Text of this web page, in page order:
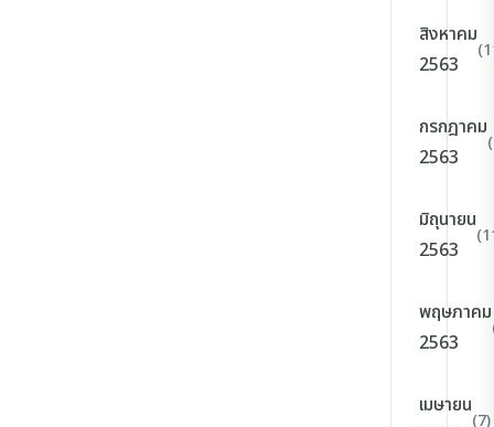
สิงหาคม
2563
กรกฎาคม
2563
มิถุนายน
2563
พฤษภาคม
2563
เมษายน
(7)